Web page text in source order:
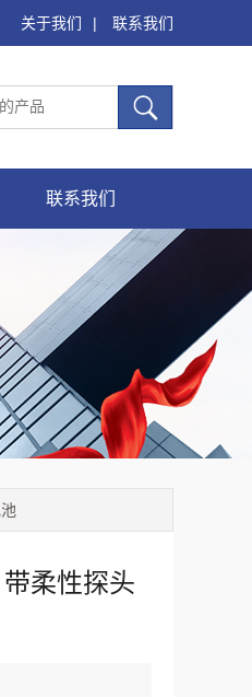
关于我们 | 联系我们
联系我们
柔性探头